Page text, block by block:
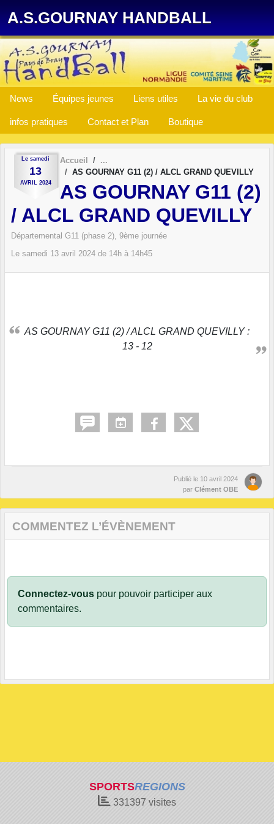
A.S.GOURNAY HANDBALL
News Équipes jeunes Liens utiles La vie du club
infos pratiques Contact et Plan Boutique
Le samedi
13
AVRIL 2024
Accueil
AS GOURNAY G11 (2) / ALCL GRAND QUEVILLY
AS GOURNAY G11 (2)
/ ALCL GRAND QUEVILLY
Départemental G11 (phase 2), 9ème journée
Le samedi 13 avril 2024 de 14h à 14h45
AS GOURNAY G11 (2) / ALCL GRAND QUEVILLY :
13 - 12
Publié le 10 avril 2024
par Clément OBE
COMMENTEZ L’ÉVÈNEMENT
Connectez-vous pour pouvoir participer aux
commentaires.
SPORTSREGIONS
331397 visites